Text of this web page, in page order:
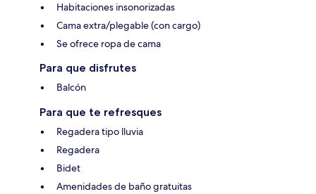
Habitaciones insonorizadas
Cama extra/plegable (con cargo)
Se ofrece ropa de cama
Para que disfrutes
Balcón
Para que te refresques
Regadera tipo lluvia
Regadera
Bidet
Amenidades de baño gratuitas